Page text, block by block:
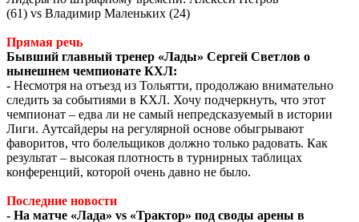
(61) vs Владимир Маленьких (24)
Прямая речь
Бывший главный тренер «Лады» Сергей Светлов о
нынешнем чемпионате КХЛ:
- Несмотря на отъезд из Тольятти, продолжаю внимательно
следить за событиями в КХЛ. Хочу подчеркнуть, что этот
чемпионат – едва ли не самый непредсказуемый в истории
Лиги. Аутсайдеры на регулярной основе обыгрывают
фаворитов, что болельщиков должно только радовать. Как
результат – высокая плотность в турнирных таблицах
конференций, которой очень давно не было.
Последние новости
- На матче «Лада» vs «Трактор» под своды арены в